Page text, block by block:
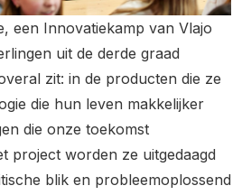
een Innovatiekamp van Vlajo
uit de derde graad
zit: in de producten die ze
die hun leven makkelijker
die onze toekomst
project worden ze uitgedaagd
blik en probleemoplossend